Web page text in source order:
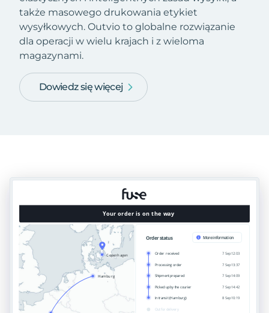
także masowego drukowania etykiet
wysyłkowych. Outvio to globalne rozwiązanie
dla operacji w wielu krajach i z wieloma
magazynami.
Dowiedz się więcej